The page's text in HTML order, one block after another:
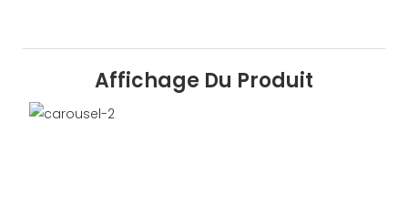
Affichage Du Produit